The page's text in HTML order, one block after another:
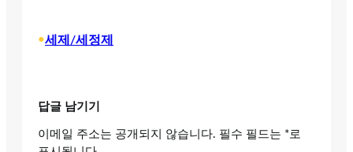
•세제/세정제
답글 남기기
이메일 주소는 공개되지 않습니다. 필수 필드는 *로